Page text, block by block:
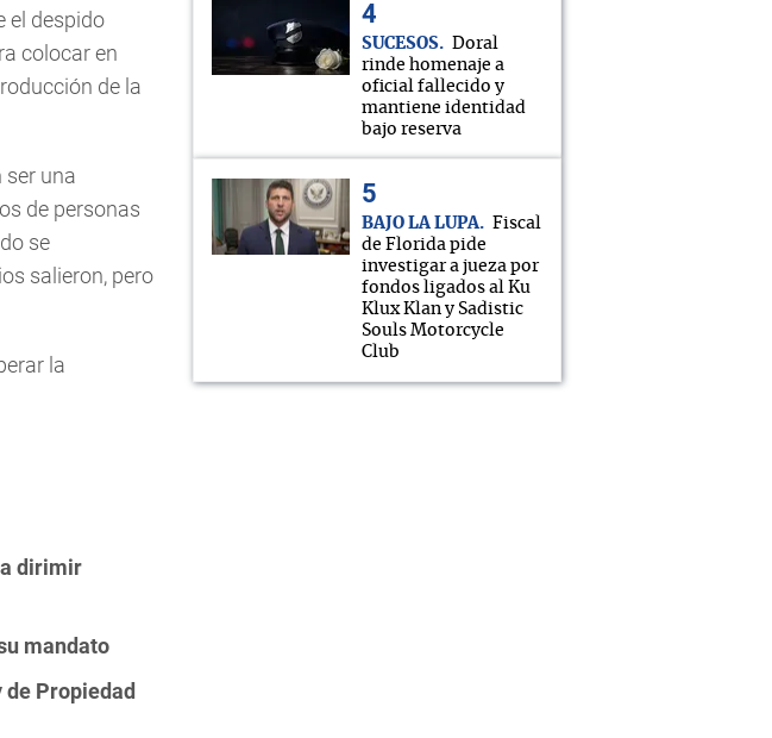
el despido
colocar en
de la
ser una
de personas
se
salieron, pero
la
dirimir
mandato
de Propiedad
SUCESOS
Doral
rinde homenaje a
oficial fallecido y
mantiene identidad
bajo reserva
BAJO LA LUPA
Fiscal
de Florida pide
investigar a jueza por
fondos ligados al Ku
Klux Klan y Sadistic
Souls Motorcycle
Club